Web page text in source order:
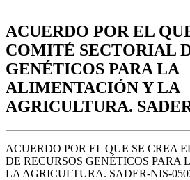
PERMANENTE, LA
CONTRA LA
SAGARPA-NIS-0238
ACUERDO POR EL
COMITÉ SECTORIAL
GENÉTICOS PARA LA
ALIMENTACIÓN Y LA
AGRICULTURA.
ACUERDO POR EL QUE SE CREA
DE RECURSOS GENÉTICOS PARA
LA AGRICULTURA. SADER-NIS-